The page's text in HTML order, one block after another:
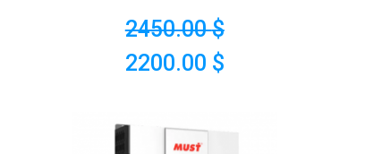
2450.00$
2200.00 $